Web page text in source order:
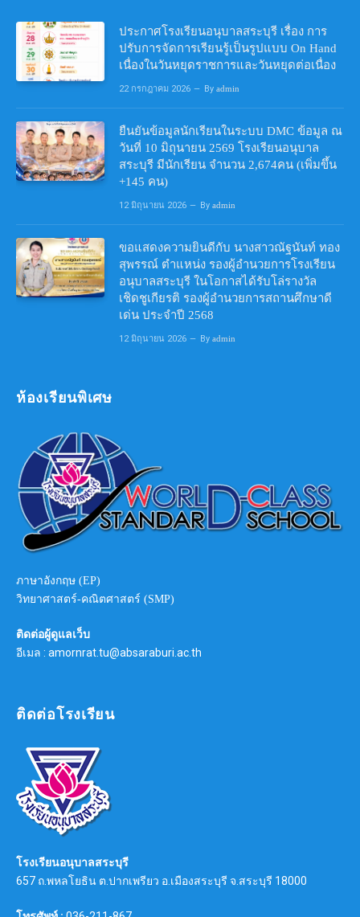
ประกาศโรงเรียนอนุบาลสระบุรี เรื่อง การ
ปรับการจัดการเรียนรู้เป็นรูปแบบ On Hand
เนื่องในวันหยุดราชการและวันหยุดต่อเนื่อง
22 กรกฎาคม 2026 By admin
ยืนยันข้อมูลนักเรียนในระบบ DMC ข้อมูล ณ
วันที่ 10 มิถุนายน 2569 โรงเรียนอนุบาล
สระบุรี มีนักเรียน จำนวน 2,674คน (เพิ่มขึ้น
+145 คน)
12 มิถุนายน 2026 By admin
ขอแสดงความยินดีกับ นางสาวณัฐนันท์ ทอง
สุพรรณ์ ตำแหน่ง รองผู้อำนวยการโรงเรียน
อนุบาลสระบุรี ในโอกาสได้รับโล่รางวัล
เชิดชูเกียรติ รองผู้อำนวยการสถานศึกษาดี
เด่น ประจำปี 2568
12 มิถุนายน 2026 By admin
ห้องเรียนพิเศษ
ภาษาอังกฤษ (EP)
วิทยาศาสตร์-คณิตศาสตร์ (SMP)
ติดต่อผู้ดูแลเว็บ
อีเมล : amornrat.tu@absaraburi.ac.th
ติดต่อโรงเรียน
โรงเรียนอนุบาลสระบุรี
657 ถ.พหลโยธิน ต.ปากเพรียว อ.เมืองสระบุรี จ.สระบุรี 18000